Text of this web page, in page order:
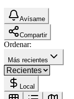
Avísame
Compartir
Ordenar:
Más recientes
Local